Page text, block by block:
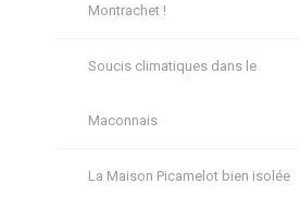
Montrachet !
Soucis climatiques dans le
Maconnais
La Maison Picamelot bien isolée